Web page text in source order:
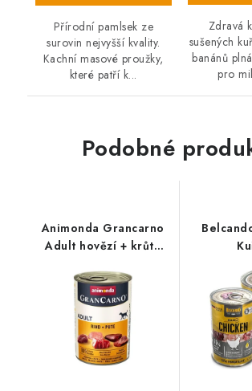
Přírodní pamlsek ze
surovin nejvyšší kvality.
Kachní masové proužky,
které patří k...
Zdravá
sušených
banánů
pro
Podobné
Animonda Grancarno
Adult hovězí + krůta